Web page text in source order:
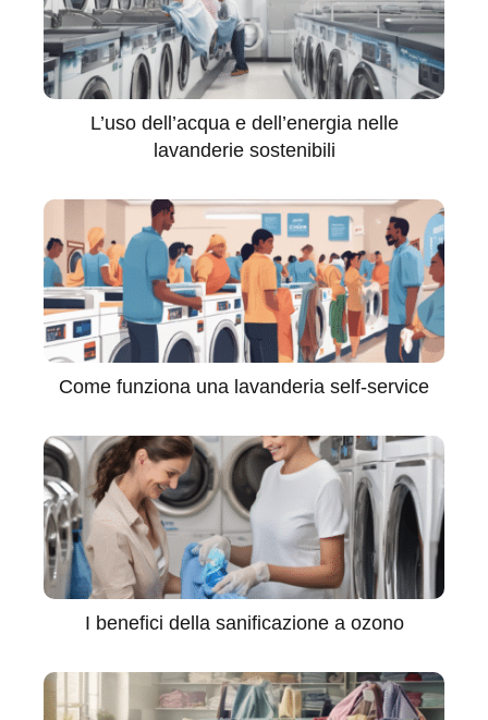
L’uso dell’acqua e dell’energia nelle
lavanderie sostenibili
Come funziona una lavanderia self-service
I benefici della sanificazione a ozono